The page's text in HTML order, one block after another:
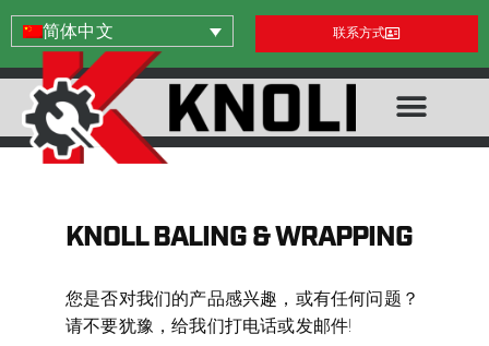
简体中文 联系方式
KNOLL BALING & WRAPPING
您是否对我们的产品感兴趣，或有任何问题？
请不要犹豫，给我们打电话或发邮件!